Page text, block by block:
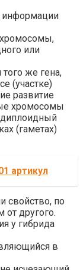
информации
хромосомы,
или
же гена,
(участке)
развитие
хромосомы
диплоидный
(гаметах)
артикул
свойство, по
от другого.
у гибрида
в